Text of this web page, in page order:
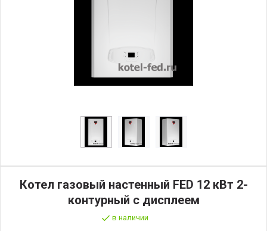
Котел газовый настенный FED 12 кВт 2-
контурный с дисплеем
в наличии